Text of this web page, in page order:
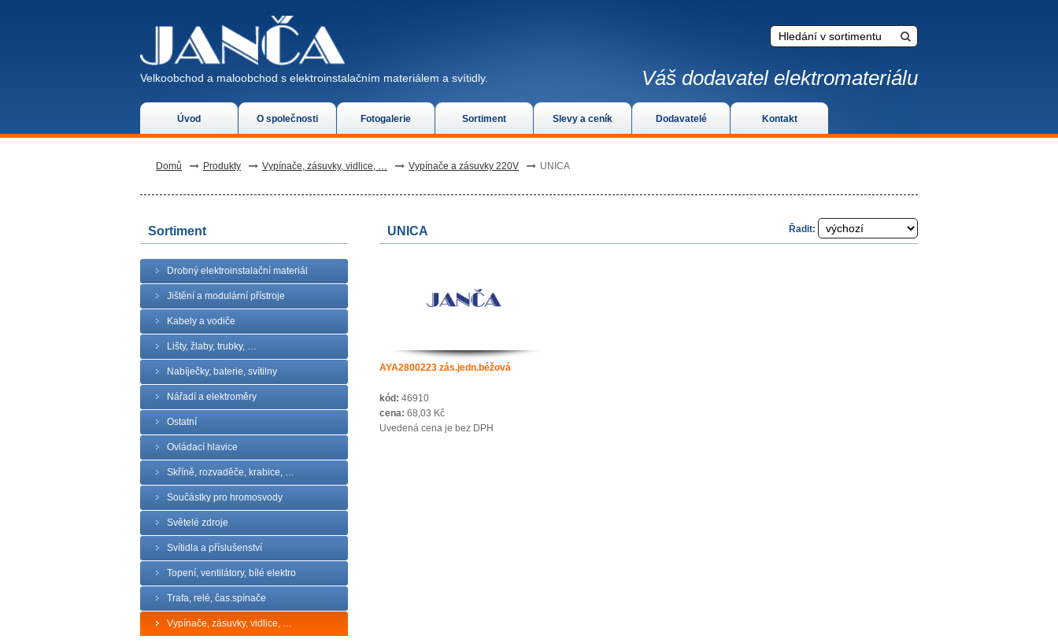
Úvod O společnosti Fotogalerie Sortiment Slevy a ceník Dodavatelé Kontakt
Velkoobchod a maloobchod s elektroinstalačním materiálem a svítidly. Váš dodavatel elektromateriálu
Domů Produkty Vypínače, zásuvky, vidlice, … Vypínače a zásuvky 220V UNICA
Sortiment
Drobný elektroinstalační materiál
Jištění a modulární přístroje
Kabely a vodiče
Lišty, žlaby, trubky, …
Nabíječky, baterie, svítilny
Nářadí a elektroměry
Ostatní
Ovládací hlavice
Skříně, rozvaděče, krabice, …
Součástky pro hromosvody
Světelé zdroje
Svítidla a příslušenství
Topení, ventilátory, bílé elektro
Trafa, relé, čas.spínače
Vypínače, zásuvky, vidlice, …
UNICA Řadit:
AYA2800223 zás.jedn.béžová
kód: 46910
cena: 68,03 Kč
Uvedená cena je bez DPH